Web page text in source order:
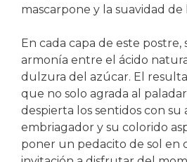
mascarpone y la suavidad de
En cada capa de este postre,
armonía entre el ácido
dulzura del azúcar. El
que no solo agrada al
despierta los sentidos con su
embriagador y su colorido
poner un pedacito de sol en